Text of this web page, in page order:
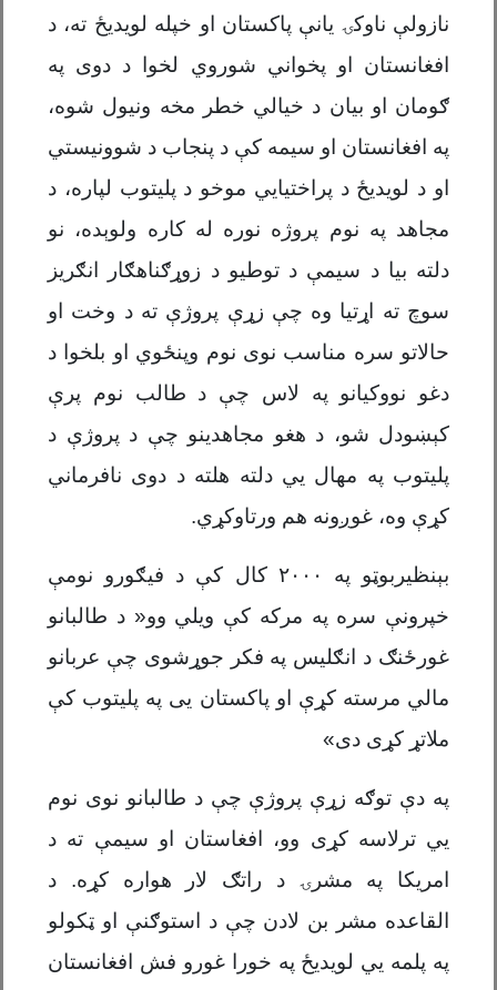
نازولې ناوکۍ یانې پاکستان او خپله لویدیځ ته، د
افغانستان او پخواني شوروي لخوا د دوی په
ګومان او بیان د خیالي خطر مخه ونیول شوه،
په افغانستان او سیمه کې د پنجاب د شوونیستي
او د لویدیځ د پراختیايي موخو د پلیتوب لپاره، د
مجاهد په نوم پروژه نوره له کاره ولوېده، نو
دلته بیا د سیمې د توطیو د زوړګناهګار انګریز
سوچ ته اړتیا وه چې زړې پروژې ته د وخت او
حالاتو سره مناسب نوی نوم وپنځوي او بلخوا د
دغو نووکیانو په لاس چې د طالب نوم پرې
کېښودل شو، د هغو مجاهدینو چې د پروژې د
پلیتوب په مهال يي دلته هلته د دوی نافرماني
کړې وه، غوږونه هم ورتاوکړي.
بېنظیربوټو په ۲۰۰۰ کال کې د فیګورو نومې
خپرونې سره په مرکه کې ویلي وو« د طالبانو
غورځنګ د انګلیس په فکر جوړشوی چې عربانو
مالي مرسته کړې او پاکستان يی په پلیتوب کې
ملاتړ کړی دی»
په دې توګه زړې پروژې چې د طالبانو نوی نوم
يي ترلاسه کړی وو، افغاستان او سیمې ته د
امریکا په مشرۍ د راتګ لار هواره کړه. د
القاعده مشر بن لادن چې د استوګنې او ټکولو
په پلمه يي لویدیځ په خورا غورو فش افغانستان